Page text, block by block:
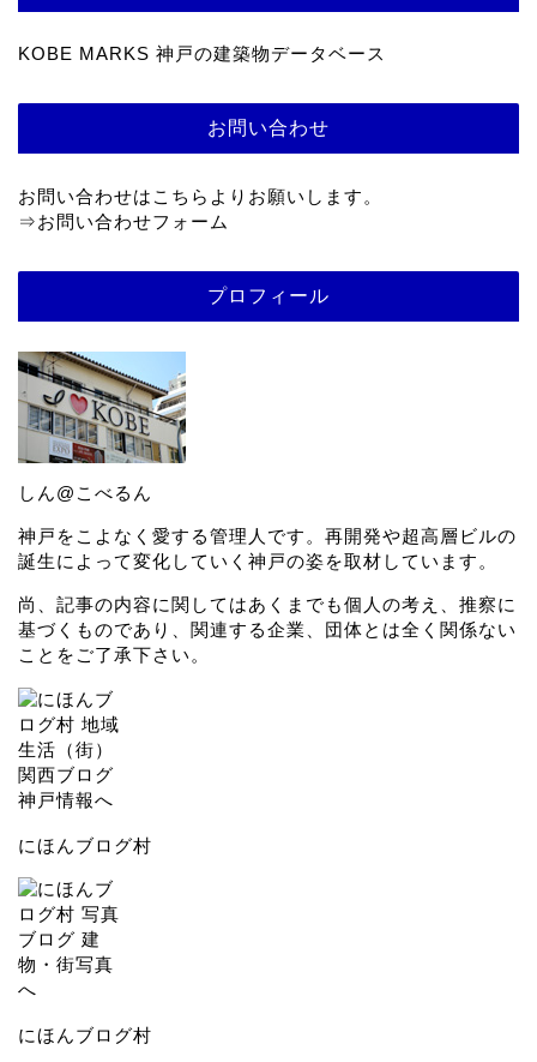
KOBE MARKS 神戸の建築物データベース
お問い合わせ
お問い合わせはこちらよりお願いします。
⇒お問い合わせフォーム
プロフィール
しん@こべるん
神戸をこよなく愛する管理人です。再開発や超高層ビルの
誕生によって変化していく神戸の姿を取材しています。
尚、記事の内容に関してはあくまでも個人の考え、推察に
基づくものであり、関連する企業、団体とは全く関係ない
ことをご了承下さい。
にほんブログ村
にほんブログ村